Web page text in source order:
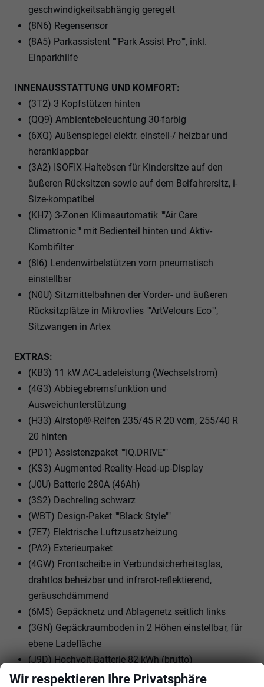
geschwindigkeitsabhängig geregelt
(8N6) Regensensor
(8A5) Parkassistent ""Park Assist Pro"", inkl.
Einparkhilfe
INNENAUSSTATTUNG UND KOMFORT:
(3T2) 3 Kopfstützen hinten
(QQ9) Ambientebeleuchtung 30-farbig
(6XQ) Außenspiegel elektr. einstell-/ heizbar und
heranklappbar
(3A2) ISOFIX-Halteösen für Kindersitze auf den
äußeren Rücksitzen sowie auf dem Beifahrersitz, i-
Size-kompatibel
(KH7) 3-Zonen Klimaautomatik ""Air Care
Climatronic"" mit Bedienteil hinten und Aktiv-
Kombifilter
(8I6) Lendenwirbelstützen vorn pneumatisch
einstellbar
(N0U) Sitzmittelbahnen der Vorder- und äußeren
Rücksitzplätze in Mikrovlies ""ArtVelours Eco"",
Sitzwangen in Artex
EXTRAS:
(KB3) 11 kW AC-Ladeleistung (Wechselstrom)
(4G3) Abbiegebremsfunktion und
Ausweichunterstützung
(H33) Airstop®-Reifen 235/45 R 20 vorn, 255/40 R
20 hinten
(PD1) Assistenzpaket ""IQ.DRIVE""
(KS3) Augmented-Reality-Head-up-Display
(J0U) Batterie 280A (46Ah)
(3S2) Dachreling schwarz
(WBT) Design-Paket ""Black Style""
(7E7) Elektrische Luftzusatzheizung
(PA2) Exterieurpaket
(4GW) Frontscheibe in Verbundsicherheitsglas,
drahtlos beheizbar und infrarot-reflektierend,
geräuschdämmend
(6M5) Gepäcknetz und Ablagenetz seitlich links
(3GN) Gepäckraumboden in 2 Höhen einstellbar, für
ebene Ladefläche
(J9D) Hochvolt-Batterie 82 kWh (brutto)
(8IV) IQ.LIGHT - LED-Matrix-Scheinwerfer mit
Wir respektieren Ihre Privatsphäre